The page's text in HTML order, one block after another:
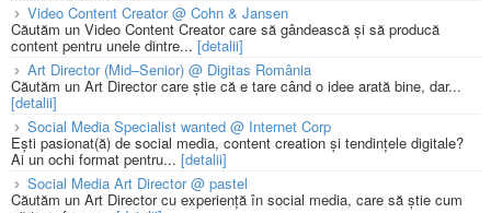
Video Content Creator @ Cohn & Jansen
Căutăm un Video Content Creator care să gândească și să producă
content pentru unele dintre... [detalii]
Art Director (Mid–Senior) @ Digitas România
Căutăm un Art Director care știe că e tare când o idee arată bine, dar...
[detalii]
Social Media Specialist wanted @ Internet Corp
Ești pasionat(ă) de social media, content creation și tendințele digitale?
Ai un ochi format pentru... [detalii]
Social Media Art Director @ pastel
Căutăm un Art Director cu experiență în social media, care să știe cum